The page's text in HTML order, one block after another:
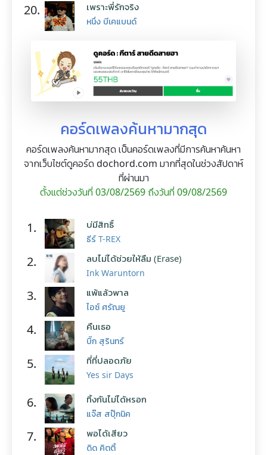
20. เพราะพี่รักจริง
หนึ่ง บีเคแบนด์
คอร์ดเพลงค้นหามากสุด
คอร์ดเพลงค้นหามากสุด เป็นคอร์ดเพลงที่มีการค้นหาค้นหา
จากเว็บไซต์ดูคอร์ด dochord.com มากที่สุดในช่วงสัปดาห์
ที่ผ่านมา
ตั้งแต่ช่วงวันที่ 03/08/2569 ถึงวันที่ 09/08/2569
1. บ่มีสิทธิ์
ธีร์ T-REX
2. ลบไม่ได้ช่วยให้ลืม (Erase)
Ink Waruntorn
3. แพ้แล้วพาล
ไอซ์ ศรัณยู
4. คืนเธอ
บิ๊ก สุรินทร์
5. ที่ที่ปลอดภัย
Yes sir Days
6. ทิ้งกันไม่ได้หรอก
แจ๊ส สปุ๊กนิค
7. พอได้เสียว
ดิด คิตตี้